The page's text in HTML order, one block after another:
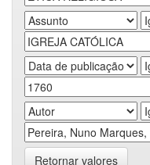
Retornar valores